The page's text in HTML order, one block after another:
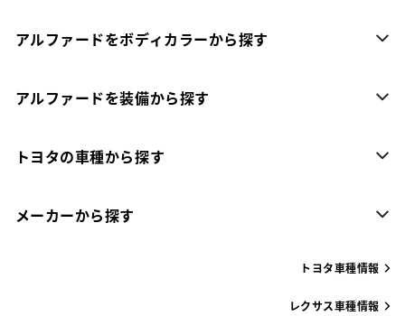
アルファードをボディカラーから探す
アルファードを装備から探す
トヨタの車種から探す
メーカーから探す
トヨタ車種情報
レクサス車種情報